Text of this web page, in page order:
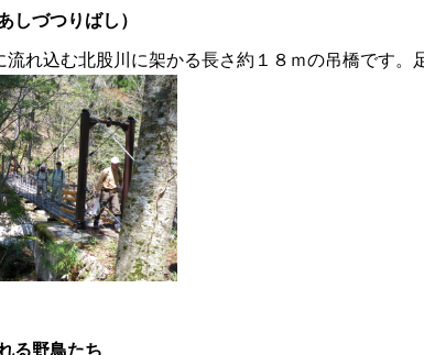
しづつりばし）
れ込む北股川に架かる長さ約１８ｍの吊橋です。
る野鳥たち